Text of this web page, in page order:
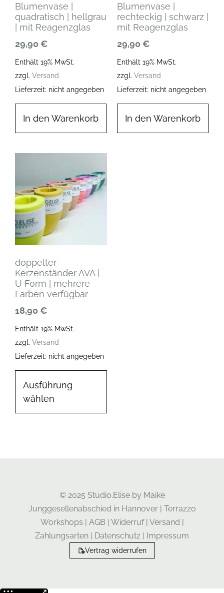
Blumenvase |
quadratisch | hellgrau
| mit Reagenzglas
29,90 €
Enthält 19% MwSt.
zzgl. Versand
Lieferzeit: nicht angegeben
In den Warenkorb
Blumenvase |
rechteckig | schwarz |
mit Reagenzglas
29,90 €
Enthält 19% MwSt.
zzgl. Versand
Lieferzeit: nicht angegeben
In den Warenkorb
doppelter
Kerzenständer AVA |
U Form | mehrere
Farben verfügbar
18,90 €
Enthält 19% MwSt.
zzgl. Versand
Lieferzeit: nicht angegeben
Ausführung
wählen
© 2025 Studio.Elise by Maike
Junggesellenabschied in Hannover| Terrazzo
Workshops | AGB | Widerruf| Versand |
Zahlungsarten | Datenschutz | Impressum
Vertrag widerrufen